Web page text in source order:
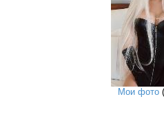
Мои фото